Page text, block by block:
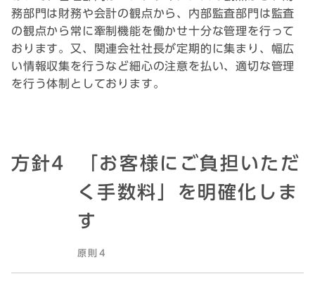
務部門は財務や会計の観点から、内部監査部門は監査
の観点から常に牽制機能を働かせ十分な管理を行って
おります。又、関連会社社長が定期的に集まり、幅広
い情報収集を行うなど細心の注意を払い、適切な管理
を行う体制としております。
方針4
「お客様にご負担いただ
く手数料」を明確化しま
す
原則4